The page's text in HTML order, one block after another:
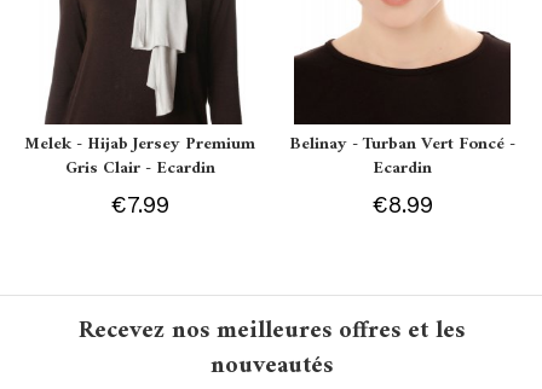
Melek - Hijab Jersey Premium
Gris Clair - Ecardin
€7.99
Belinay - Turban Vert Foncé -
Ecardin
€8.99
Recevez nos meilleures offres et les
nouveautés